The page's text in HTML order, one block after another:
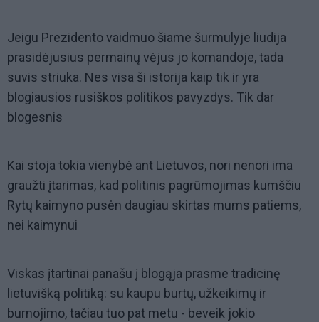
Jeigu Prezidento vaidmuo šiame šurmulyje liudija
prasidėjusius permainų vėjus jo komandoje, tada
suvis striuka. Nes visa ši istorija kaip tik ir yra
blogiausios rusiškos politikos pavyzdys. Tik dar
blogesnis
Kai stoja tokia vienybė ant Lietuvos, nori nenori ima
graužti įtarimas, kad politinis pagrūmojimas kumščiu
Rytų kaimyno pusėn daugiau skirtas mums patiems,
nei kaimynui
Viskas įtartinai panašu į blogąja prasme tradicinę
lietuvišką politiką: su kaupu burtų, užkeikimų ir
burnojimo, tačiau tuo pat metu - beveik jokio